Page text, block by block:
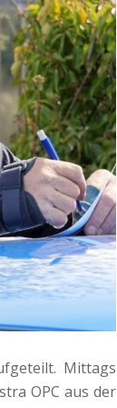
Mittags
OPC aus der